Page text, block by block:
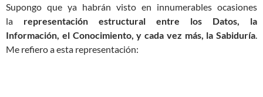
Supongo que ya habrán visto en innumerables ocasiones
la representación estructural entre los Datos, la
Información, el Conocimiento, y cada vez más, la Sabiduría
Me refiero a esta representación: